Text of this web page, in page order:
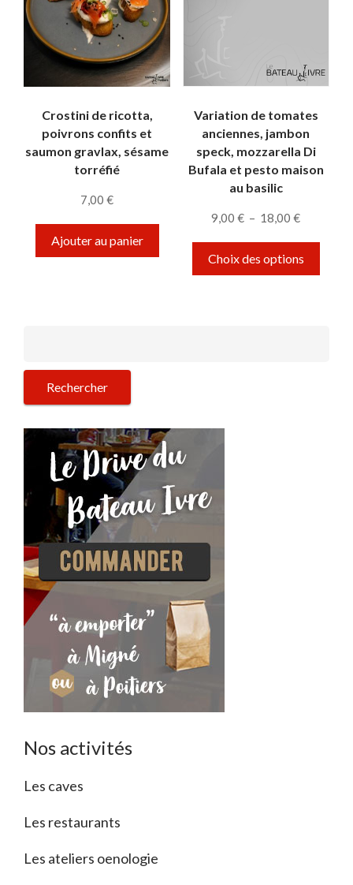
Crostini de ricotta,
poivrons confits et
saumon gravlax, sésame
torréfié
7,00€
Ajouter au panier
Variation de tomates
anciennes, jambon
speck, mozzarella Di
Bufala et pesto maison
au basilic
9,00€ – 18,00€Plage de
Choix des options
Ce
Nos activités
Les caves
Les restaurants
Les ateliers oenologie